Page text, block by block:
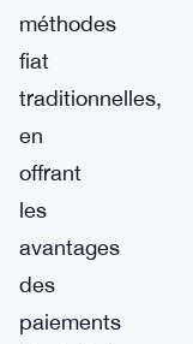
méthodes
fiat
traditionnelles,
en
offrant
les
avantages
des
paiements